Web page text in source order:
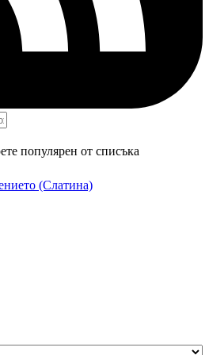
популярен от списъка
(Слатина)